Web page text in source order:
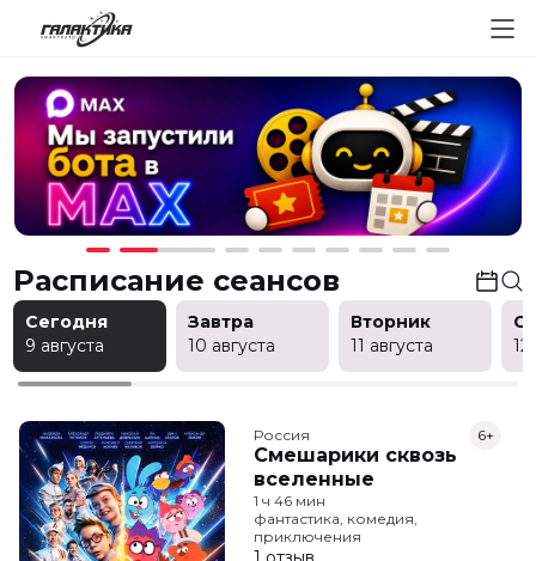
Расписание сеансов
Сегодня
9 августа
Завтра
10 августа
Вторник
11 августа
12
Россия
Смешарики сквозь
вселенные
6+
1 ч 46 мин
фантастика, комедия,
приключения